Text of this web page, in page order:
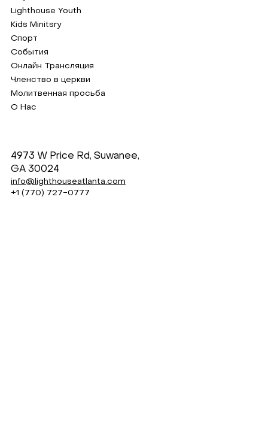
Lighthouse Youth
Kids Minitsry
Спорт
События
Онлайн Трансляция
Членство в церкви
Молитвенная просьба
О Нас
4973 W Price Rd, Suwanee,
GA 30024
info@lighthouseatlanta.com
+1 (770) 727-0777